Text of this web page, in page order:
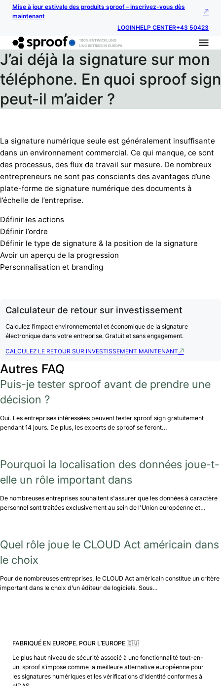
Mise à jour estivale des produits sproof – inscrivez-vous dès
maintenant
LOGINHELP CENTER+43 50423
J’ai déjà la signature sur mon
téléphone. En quoi sproof sign
peut-il m’aider ?
La signature numérique seule est généralement insuffisante
dans un environnement commercial. Ce qui manque, ce sont
des processus, des flux de travail sur mesure. De nombreux
entrepreneurs ne sont pas conscients des avantages d’une
plate-forme de signature numérique des documents à
l’échelle de l’entreprise.
Définir les actions
Définir l’ordre
Définir le type de signature & la position de la signature
Avoir un aperçu de la progression
Personnalisation et branding
Calculateur de retour sur investissement
Calculez l’impact environnemental et économique de la signature
électronique dans votre entreprise. Gratuit et sans engagement.
CALCULEZ LE RETOUR SUR INVESTISSEMENT MAINTENANT
Autres FAQ
Puis-je tester sproof avant de prendre une
décision ?
Oui. Les entreprises intéressées peuvent tester sproof sign gratuitement
pendant 14 jours. De plus, les experts de sproof se feront…
Pourquoi la localisation des données joue-t-
elle un rôle important dans
De nombreuses entreprises souhaitent s'assurer que les données à caractère
personnel sont traitées exclusivement au sein de l'Union européenne et…
Quel rôle joue le CLOUD Act américain dans
le choix
Pour de nombreuses entreprises, le CLOUD Act américain constitue un critère
important dans le choix d’un éditeur de logiciels. Sous…
FABRIQUÉ EN EUROPE. POUR L’EUROPE 🇪🇺
Le plus haut niveau de sécurité associé à une fonctionnalité tout-en-
un. sproof s'impose comme la meilleure alternative européenne pour
les signatures numériques et les vérifications d'identité conformes à